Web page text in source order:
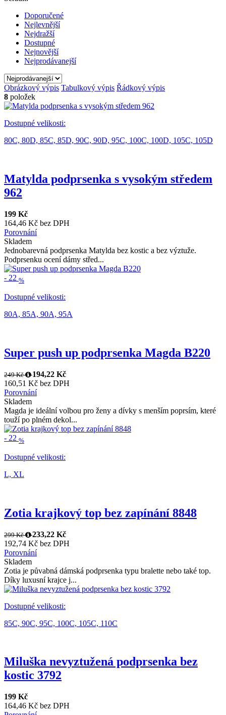
Doporučené
Nejlevnější
Nejdražší
Dostupné
Nejnovější
Nejprodávanejší
Obrázkový výpis Tabulkový výpis Řádkový výpis
8 položek
Dostupné velikosti:
80C, 80D, 85C, 85D, 90C, 90D, 95C, 100C, 100D, 105C, 105D
Matylda podprsenka s vysokým středem
962
199 Kč
164,46 Kč bez DPH
Porovnání
Skladem
Jednobarevná podprsenka Matylda bez kostic a bez výztuže.
Podprsenku ocení dámy střed...
- 22 %
Dostupné velikosti:
80A, 85A, 90A, 95A
Super push up podprsenka Magda B220
249 Kč
194,22 Kč
160,51 Kč bez DPH
Porovnání
Skladem
Magda je ideální volbou pro ženy a dívky s menším poprsím, které
touží po plném dekol...
- 22 %
Dostupné velikosti:
L, XL
Zotia krajkový top bez zapínání 8848
299 Kč
233,22 Kč
192,74 Kč bez DPH
Porovnání
Skladem
Zotia je půvabná dámská podprsenka typu bralette nebo také top.
Díky luxusní krajce j...
Dostupné velikosti:
85C, 90C, 95C, 100C, 105C, 110C
Miluška nevyztužená podprsenka bez
kostic 3792
199 Kč
164,46 Kč bez DPH